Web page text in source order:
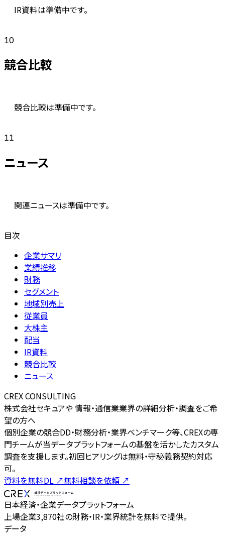
IR資料は準備中です。
10
競合比較
競合比較は準備中です。
11
ニュース
関連ニュースは準備中です。
目次
企業サマリ
業績推移
財務
セグメント
地域別売上
従業員
大株主
配当
IR資料
競合比較
ニュース
CREX CONSULTING
株式会社セキュアや 情報・通信業業界の詳細分析・調査をご希
望の方へ
個別企業の競合DD・財務分析・業界ベンチマーク等、CREXの専
門チームが当データプラットフォームの基盤を活かしたカスタム
調査を支援します。初回ヒアリングは無料・守秘義務契約対応
可。
資料を無料DL ↗無料相談を依頼 ↗
日本経済・企業データプラットフォーム
上場企業3,870社の財務・IR・業界統計を無料で提供。
データ